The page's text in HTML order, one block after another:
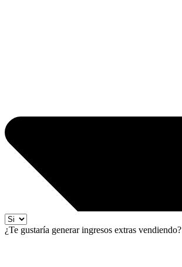
¿Te gustaría generar ingresos extras vendiendo?